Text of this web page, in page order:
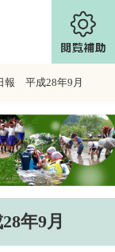
報 平成28年9月
年9月